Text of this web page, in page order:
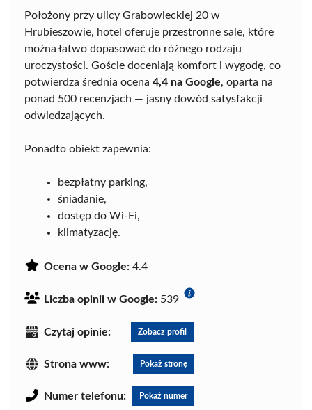
Położony przy ulicy Grabowieckiej 20 w
Hrubieszowie, hotel oferuje przestronne sale, które
można łatwo dopasować do różnego rodzaju
uroczystości. Goście doceniają komfort i wygodę, co
potwierdza średnia ocena 4,4 na Google, oparta na
ponad 500 recenzjach — jasny dowód satysfakcji
odwiedzających.
Ponadto obiekt zapewnia:
bezpłatny parking,
śniadanie,
dostęp do Wi-Fi,
klimatyzację.
Ocena w Google: 4.4
Liczba opinii w Google: 539
Czytaj opinie: Zobacz profil
Strona www: Pokaż stronę
Numer telefonu: Pokaż numer